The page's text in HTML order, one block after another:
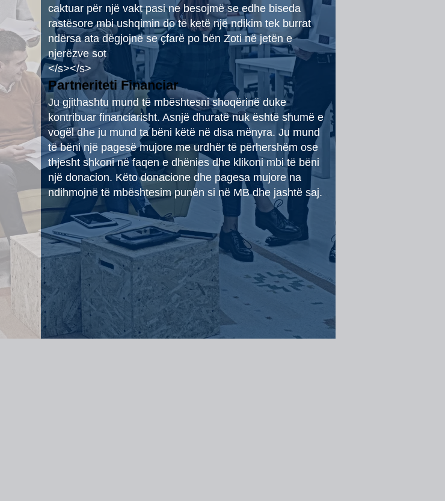
caktuar për një vakt pasi ne besojmë se edhe biseda
rastësore mbi ushqimin do të ketë një ndikim tek burrat
ndërsa ata dëgjojnë se çfarë po bën Zoti në jetën e
njerëzve sot
</s></s>
Partneriteti Financiar
Ju gjithashtu mund të mbështesni shoqërinë duke
kontribuar financiarisht. Asnjë dhuratë nuk është shumë e
vogël dhe ju mund ta bëni këtë në disa mënyra. Ju mund
të bëni një pagesë mujore me urdhër të përhershëm ose
thjesht shkoni në faqen e dhënies dhe klikoni mbi të bëni
një donacion. Këto donacione dhe pagesa mujore na
ndihmojnë të mbështesim punën si në MB dhe jashtë saj.